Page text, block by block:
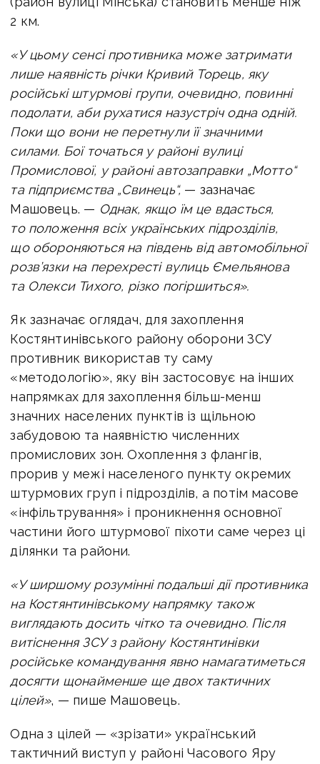
2 км.
«У цьому сенсі противника може затримати
лише наявність річки Кривий Торець, яку
російські штурмові групи, очевидно, повинні
подолати, аби рухатися назустріч одна одній.
Поки що вони не перетнули її значними
силами. Бої точаться у районі вулиці
Промислової, у районі автозаправки „Мотто“
та підприємства „Свинець“, — зазначає
Машовець. — Однак, якщо їм це вдасться,
то положення всіх українських підрозділів,
що обороняються на південь від автомобільної
розв’язки на перехресті вулиць Ємельянова
та Олекси Тихого, різко погіршиться».
Як зазначає оглядач, для захоплення
Костянтинівського району оборони ЗСУ
противник використав ту саму
«методологію», яку він застосовує на інших
напрямках для захоплення більш-менш
значних населених пунктів із щільною
забудовою та наявністю численних
промислових зон. Охоплення з флангів,
прорив у межі населеного пункту окремих
штурмових груп і підрозділів, а потім масове
«інфільтрування» і проникнення основної
частини його штурмової піхоти саме через ці
ділянки та райони.
«У ширшому розумінні подальші дії противника
на Костянтинівському напрямку також
виглядають досить чітко та очевидно. Після
витіснення ЗСУ з району Костянтинівки
російське командування явно намагатиметься
досягти щонайменше ще двох тактичних
цілей», — пише Машовець.
Одна з цілей — «зрізати» український
тактичний виступ у районі Часового Яру